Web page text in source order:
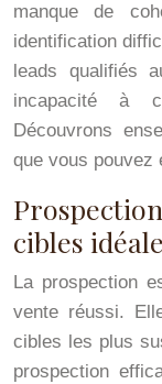
manque de
identification
leads qualifiés
incapacité à
Découvrons
que vous pouvez
cibles
La prospection
vente réussi.
cibles les plus
prospection